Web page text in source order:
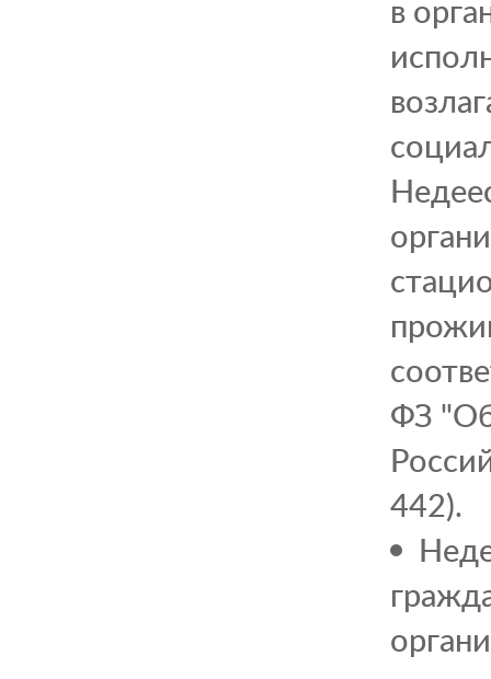
в
ФЗ
442).